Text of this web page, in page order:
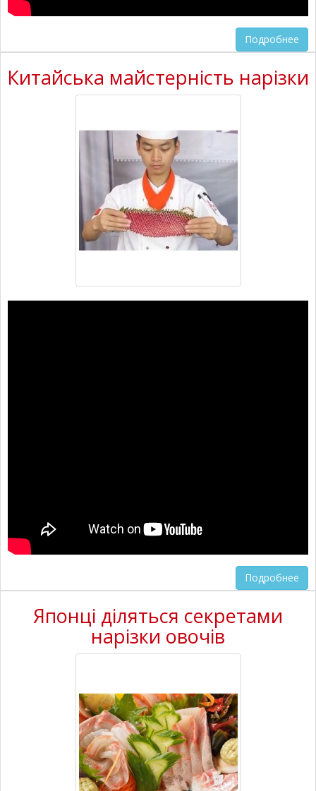
Подробнее
Китайська майстерність нарізки
Подробнее
Японці діляться секретами
нарізки овочів